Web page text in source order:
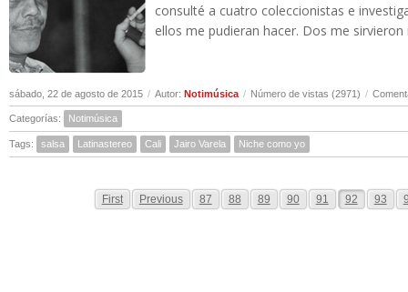
consulté a cuatro coleccionistas e
ellos me pudieran hacer. Dos me sirvieron
sábado, 22 de agosto de 2015 / Autor: Notimúsica / Número de vistas (2971) /
Categorías: Notimúsica
Tags: salsa Latinastereo Cali Jairo Varela Niche como yo
First Previous 87 88 89 90 91 92 93